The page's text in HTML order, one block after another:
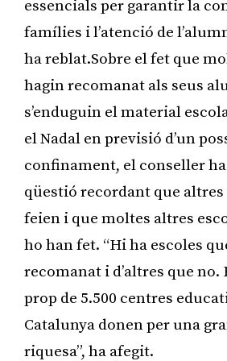
essencials per garantir la
famílies i l’atenció de
ha reblat.Sobre el fet que
hagin recomanat als seus
s’enduguin el material
el Nadal en previsió d’un
confinament, el conseller
qüestió recordant que altres
feien i que moltes altres
ho han fet. “Hi ha escoles
recomanat i d’altres que no.
prop de 5.500 centres
Catalunya donen per una
riquesa”, ha afegit.